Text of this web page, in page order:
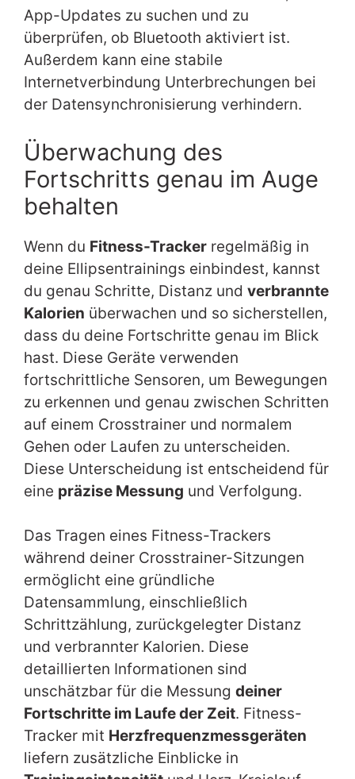
App-Updates zu suchen und zu
überprüfen, ob Bluetooth aktiviert ist.
Außerdem kann eine stabile
Internetverbindung Unterbrechungen bei
der Datensynchronisierung verhindern.
Überwachung des
Fortschritts genau im Auge
behalten
Wenn du Fitness-Tracker regelmäßig in
deine Ellipsentrainings einbindest, kannst
du genau Schritte, Distanz und verbrannte
Kalorien überwachen und so sicherstellen,
dass du deine Fortschritte genau im Blick
hast. Diese Geräte verwenden
fortschrittliche Sensoren, um Bewegungen
zu erkennen und genau zwischen Schritten
auf einem Crosstrainer und normalem
Gehen oder Laufen zu unterscheiden.
Diese Unterscheidung ist entscheidend für
eine präzise Messung und Verfolgung.
Das Tragen eines Fitness-Trackers
während deiner Crosstrainer-Sitzungen
ermöglicht eine gründliche
Datensammlung, einschließlich
Schrittzählung, zurückgelegter Distanz
und verbrannter Kalorien. Diese
detaillierten Informationen sind
unschätzbar für die Messung deiner
Fortschritte im Laufe der Zeit. Fitness-
Tracker mit Herzfrequenzmessgeräten
liefern zusätzliche Einblicke in